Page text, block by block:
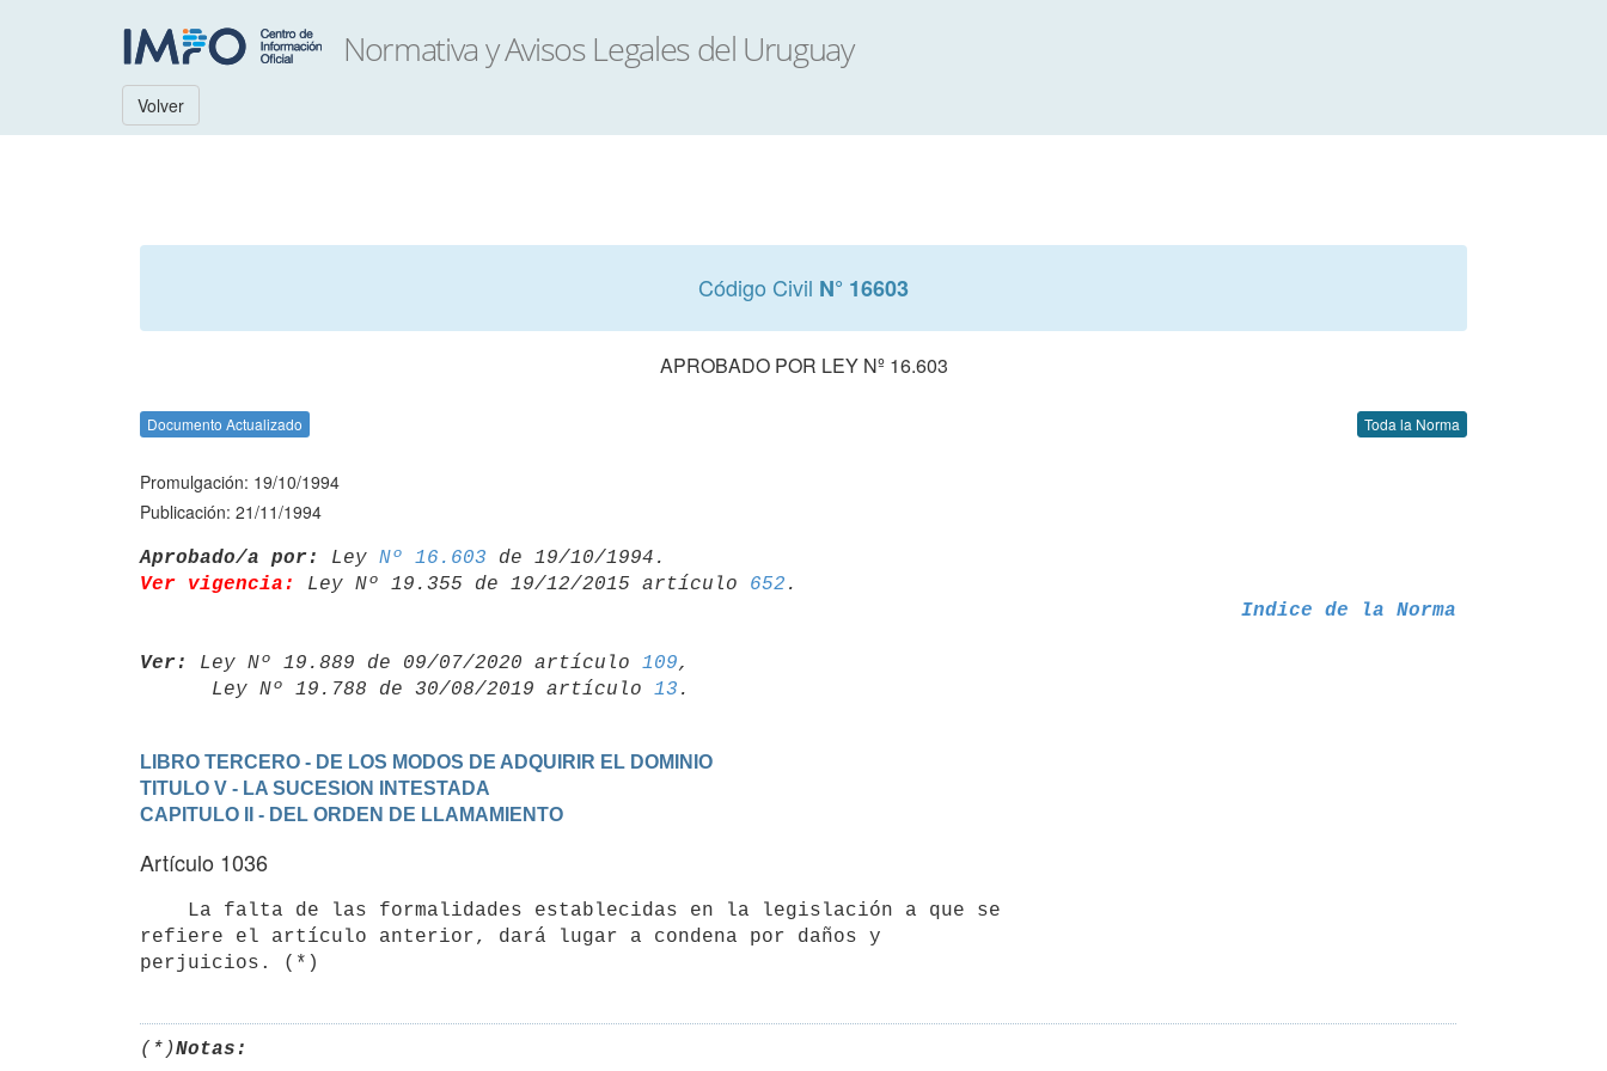
Volver
Código Civil N° 16603
APROBADO POR LEY Nº 16.603
Documento Actualizado Toda la Norma
Promulgación: 19/10/1994
Publicación: 21/11/1994
Aprobado/a por: Ley Nº 16.603
Ver vigencia:
Ley Nº 19.355 de 19/12/2015 artículo 652
Indice de la Norma
Ver: Ley Nº 19.889 de 09/07/2020 artículo 109,
      Ley Nº 19.788 de 30/08/2019 artículo
13
LIBRO TERCERO - DE LOS MODOS DE ADQUIRIR EL DOMINIO
TITULO V - LA SUCESION INTESTADA
CAPITULO II - DEL ORDEN DE LLAMAMIENTO
Artículo 1036
refiere el artículo anterior, dará lugar a condena por daños y
(*)Notas: